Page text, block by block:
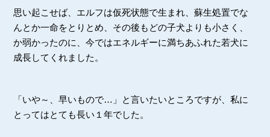
思い起こせば、エルフは仮死状態で生まれ、蘇生処置でな
んとか一命をとりとめ、その後もどの子犬よりも小さく、
か弱かったのに、今ではエネルギーに満ちあふれた若犬に
成長してくれました。
「いや～、早いもので…」と言いたいところですが、私に
とってはとても長い１年でした。